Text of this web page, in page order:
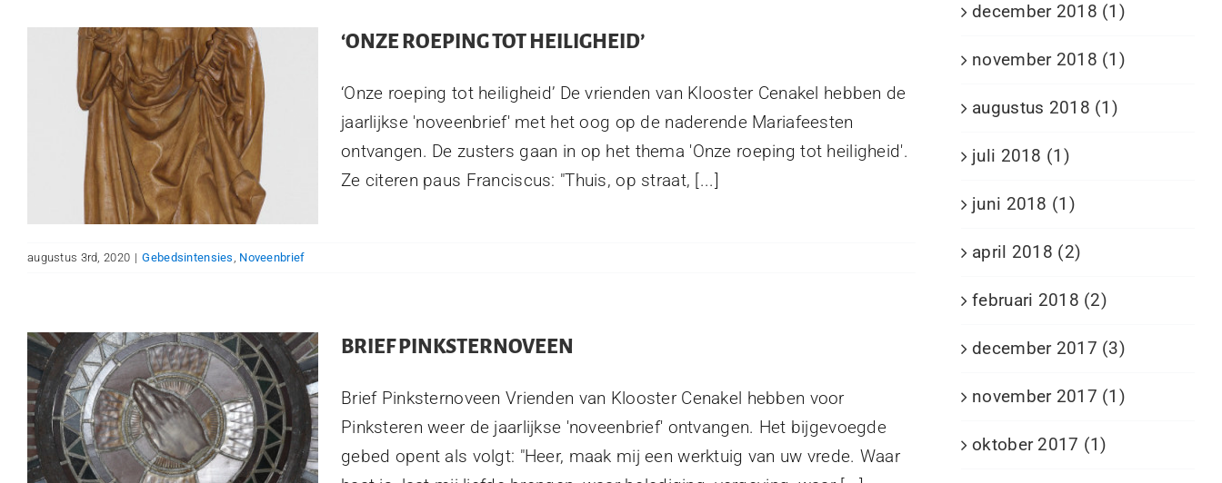
‘ONZE ROEPING TOT HEILIGHEID’
‘Onze roeping tot heiligheid’ De vrienden van Klooster Cenakel hebben de
jaarlijkse 'noveenbrief' met het oog op de naderende Mariafeesten
ontvangen. De zusters gaan in op het thema 'Onze roeping tot heiligheid'.
Ze citeren paus Franciscus: "Thuis, op straat, [...]
augustus 3rd, 2020 | Gebedsintensies Noveenbrief
BRIEF PINKSTERNOVEEN
Brief Pinksternoveen Vrienden van Klooster Cenakel hebben voor
Pinksteren weer de jaarlijkse 'noveenbrief' ontvangen. Het bijgevoegde
gebed opent als volgt: "Heer, maak mij een werktuig van uw vrede. Waar
december 2018 (1)
november 2018 (1)
augustus 2018 (1)
juli 2018 (1)
juni 2018 (1)
april 2018 (2)
februari 2018 (2)
december 2017 (3)
november 2017 (1)
oktober 2017 (1)